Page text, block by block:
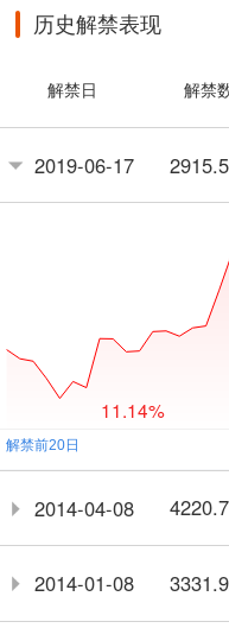
历史解禁表现
解禁日 解禁
2019-06-17
11.14%
2014-04-08
2014-01-08